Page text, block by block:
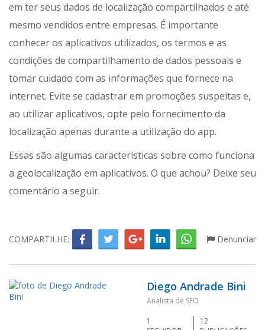
em ter seus dados de localização compartilhados e até
mesmo vendidos entre empresas. É importante
conhecer os aplicativos utilizados, os termos e as
condições de compartilhamento de dados pessoais e
tomar cuidado com as informações que fornece na
internet. Evite se cadastrar em promoções suspeitas e,
ao utilizar aplicativos, opte pelo fornecimento da
localização apenas durante a utilização do app.
Essas são algumas características sobre como funciona
a geolocalização em aplicativos. O que achou? Deixe seu
comentário a seguir.
COMPARTILHE: Denunciar
Diego Andrade Bini
Analista de SEO
1
12